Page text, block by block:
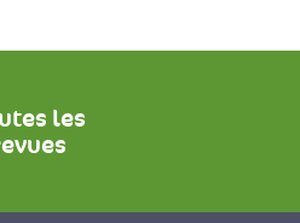
les